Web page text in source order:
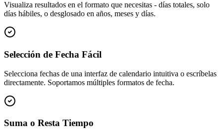
Visualiza resultados en el formato que necesitas - días totales, solo
días hábiles, o desglosado en años, meses y días.
Selección de Fecha Fácil
Selecciona fechas de una interfaz de calendario intuitiva o escríbelas
directamente. Soportamos múltiples formatos de fecha.
Suma o Resta Tiempo